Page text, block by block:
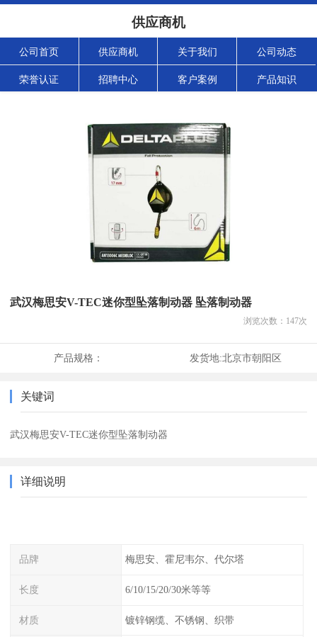
供应商机
公司首页 供应商机 关于我们 公司动态
荣誉认证 招聘中心 客户案例 产品知识
武汉梅思安V-TEC迷你型坠落制动器 坠落制动器
浏览次数： 147次
产品规格： 发货地:北京市朝阳区
关键词
武汉梅思安V-TEC迷你型坠落制动器
详细说明
品牌 梅思安、霍尼韦尔、代尔塔
长度 6/10/15/20/30米等等
材质 镀锌钢缆、不锈钢、织带